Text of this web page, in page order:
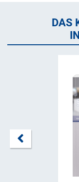
DAS